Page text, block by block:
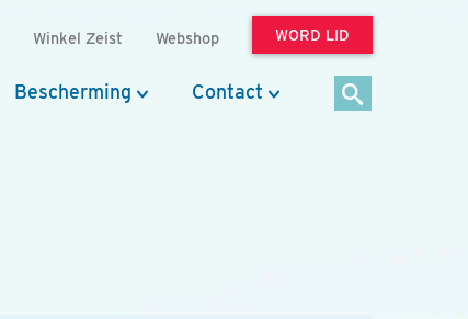
Winkel Zeist Webshop WORD LID
Bescherming Contact